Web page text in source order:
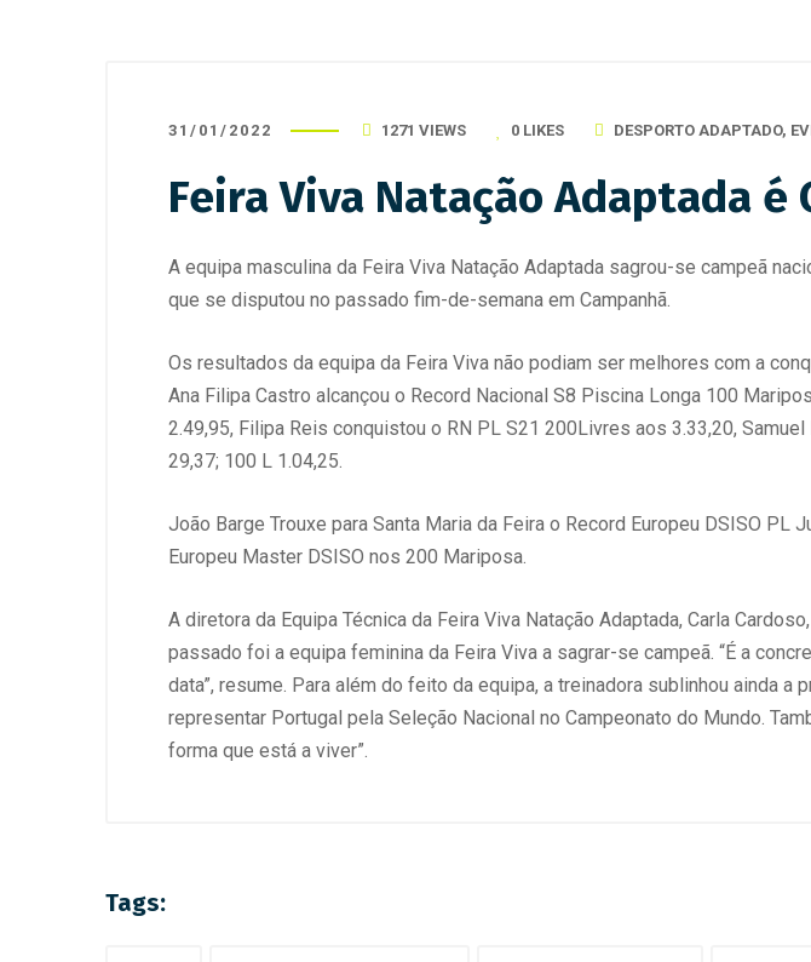
31/01/2022 1271 VIEWS 0 LIKES DESPORTO ADAPTADO,
Feira Viva Natação Adaptada é
A equipa masculina da Feira Viva Natação Adaptada sagrou-se campeã
que se disputou no passado fim-de-semana em Campanhã.
Os resultados da equipa da Feira Viva não podiam ser melhores com a
Ana Filipa Castro alcançou o Record Nacional S8 Piscina Longa 100
2.49,95, Filipa Reis conquistou o RN PL S21 200Livres aos 3.33,20,
29,37; 100 L 1.04,25.
João Barge Trouxe para Santa Maria da Feira o Record Europeu DSISO
Europeu Master DSISO nos 200 Mariposa.
A diretora da Equipa Técnica da Feira Viva Natação Adaptada, Carla
passado foi a equipa feminina da Feira Viva a sagrar-se campeã. “É a
data”, resume. Para além do feito da equipa, a treinadora sublinhou ainda
representar Portugal pela Seleção Nacional no Campeonato do Mundo.
forma que está a viver”.
Tags: